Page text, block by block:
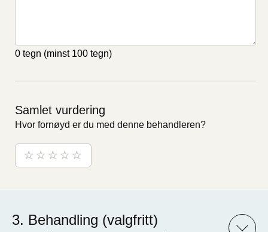
0 tegn (minst 100 tegn)
Samlet vurdering
Hvor fornøyd er du med denne behandleren?
Behandling (valgfritt)